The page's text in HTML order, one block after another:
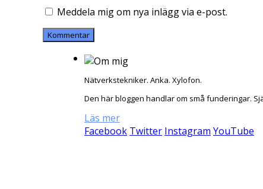
Meddela mig om nya inlägg via e-post.
Nätverkstekniker. Anka. Xylofon.
Den här bloggen handlar om små funderingar.
Läs mer
Facebook Twitter Instagram YouTube